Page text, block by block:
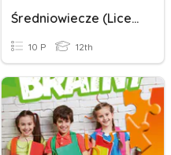
Średniowiecze (liceum)
10 P 12th